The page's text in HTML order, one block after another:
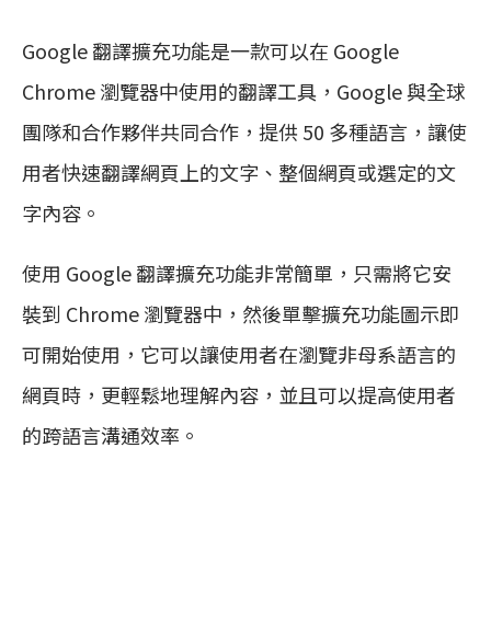
Google 翻譯擴充功能是一款可以在 Google
Chrome 瀏覽器中使用的翻譯工具，Google 與全球
團隊和合作夥伴共同合作，提供 50 多種語言，讓使
用者快速翻譯網頁上的文字、整個網頁或選定的文
字內容。
使用 Google 翻譯擴充功能非常簡單，只需將它安
裝到 Chrome 瀏覽器中，然後單擊擴充功能圖示即
可開始使用，它可以讓使用者在瀏覽非母系語言的
網頁時，更輕鬆地理解內容，並且可以提高使用者
的跨語言溝通效率。